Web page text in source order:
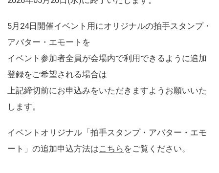
5月24日開催イベント用にオリジナルの拍手スタンプ・
アバター・エモートを
イベント参加者全員が会場内で利用できるように追加
登録をご希望される場合は
上記締切前にお申込みをいただきますようお願いいた
します。
イベントオリジナル「拍手スタンプ・アバター・エモ
ート」の追加申込方法はこちら をご覧ください。